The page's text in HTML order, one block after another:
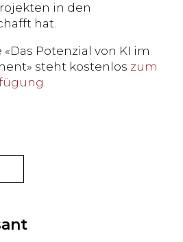
in den
hat.
Potenzial von KI im
steht kostenlos zum
.